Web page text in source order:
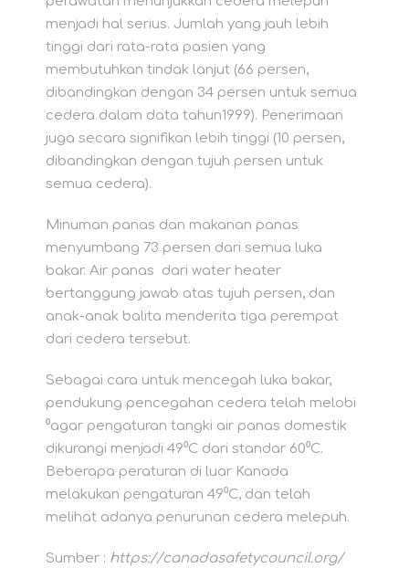
menjadi hal serius. Jumlah yang jauh lebih
tinggi dari rata-rata pasien yang
membutuhkan tindak lanjut (66 persen,
dibandingkan dengan 34 persen untuk semua
cedera dalam data tahun1999). Penerimaan
juga secara signifikan lebih tinggi (10 persen,
dibandingkan dengan tujuh persen untuk
semua cedera).
Minuman panas dan makanan panas
menyumbang 73 persen dari semua luka
bakar. Air panas dari water heater
bertanggung jawab atas tujuh persen, dan
anak-anak balita menderita tiga perempat
dari cedera tersebut.
Sebagai cara untuk mencegah luka bakar,
pendukung pencegahan cedera telah melobi
⁰agar pengaturan tangki air panas domestik
dikurangi menjadi 49⁰C dari standar 60⁰C.
Beberapa peraturan di luar Kanada
melakukan pengaturan 49⁰C, dan telah
melihat adanya penurunan cedera melepuh.
Sumber : https://canadasafetycouncil.org/